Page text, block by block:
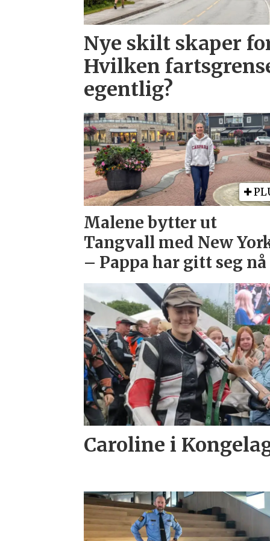
Nye skilt skaper
Hvilken
egentlig?
Malene bytter ut
Tangvall med New
– Pappa har gitt seg nå
Caroline i